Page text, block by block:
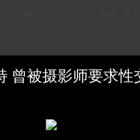
曾被摄影师要求